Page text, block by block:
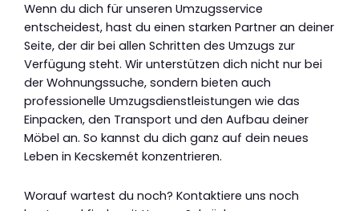
Wenn du dich für unseren Umzugsservice
entscheidest, hast du einen starken Partner an deiner
Seite, der dir bei allen Schritten des Umzugs zur
Verfügung steht. Wir unterstützen dich nicht nur bei
der Wohnungssuche, sondern bieten auch
professionelle Umzugsdienstleistungen wie das
Einpacken, den Transport und den Aufbau deiner
Möbel an. So kannst du dich ganz auf dein neues
Leben in Kecskemét konzentrieren.
Worauf wartest du noch? Kontaktiere uns noch